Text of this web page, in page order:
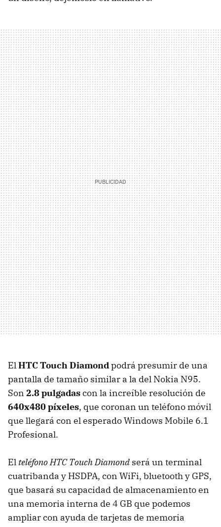
ElHTC Touch Diamondpodrá presumir de una
pantalla de tamaño similar a la del Nokia N95.
Son 2.8 pulgadascon la increíble resolución de
640x480 píxeles, que coronan un teléfono móvil
que llegará con el esperado Windows Mobile 6.1
Profesional.
El teléfono HTC Touch Diamond será un terminal
cuatribanda y HSDPA, con WiFi, bluetooth y GPS,
que basará su capacidad de almacenamiento en
una memoria interna de 4 GB que podemos
ampliar con ayuda de tarjetas de memoria